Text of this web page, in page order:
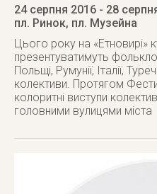
24 серпня 2016 - 28
пл. Ринок, пл. Музейна
Цього року на «Етновирі»
презентуватимуть
Польщі, Румунії, Італії,
колективи. Протягом
колоритні виступи
головними вулицями міста